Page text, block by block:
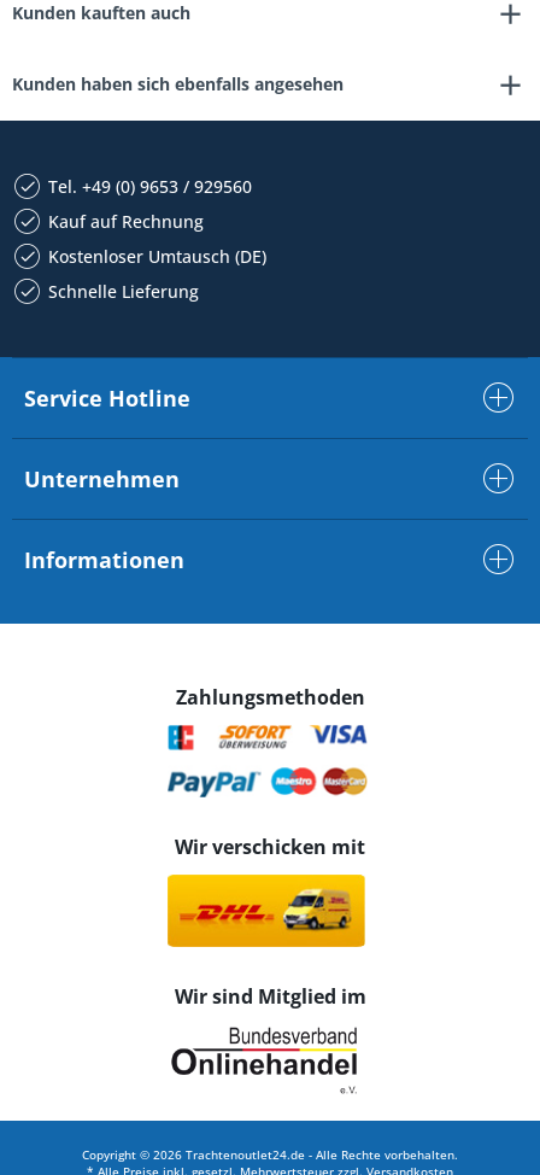
Kunden kauften auch
Kunden haben sich ebenfalls angesehen
Tel. +49 (0) 9653 / 929560
Kauf auf Rechnung
Kostenloser Umtausch (DE)
Schnelle Lieferung
Service Hotline
Unternehmen
Informationen
Zahlungsmethoden
Wir verschicken mit
Wir sind Mitglied im
Copyright © 2026 Trachtenoutlet24.de - Alle Rechte vorbehalten.